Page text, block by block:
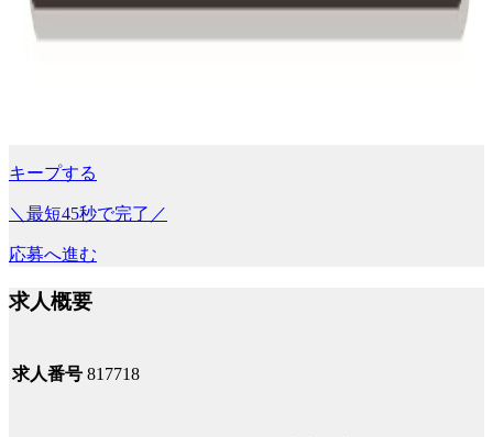
キープする
＼最短45秒で完了／
応募へ進む
求人概要
求人番号 817718